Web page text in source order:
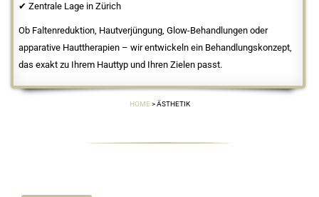
✔ Zentrale Lage in Zürich
Ob Faltenreduktion, Hautverjüngung, Glow-Behandlungen oder
apparative Hauttherapien – wir entwickeln ein Behandlungskonzept,
das exakt zu Ihrem Hauttyp und Ihren Zielen passt.
HOME >ÄSTHETIK